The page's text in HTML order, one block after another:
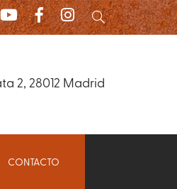
2, 28012 Madrid
CONTACTO